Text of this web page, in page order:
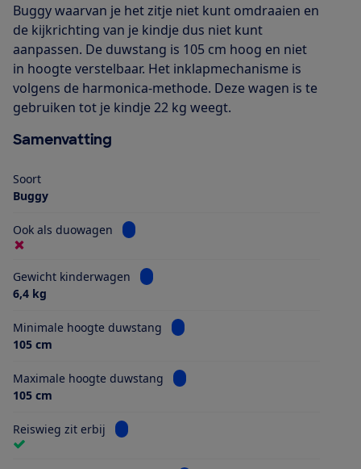
Buggy waarvan je het zitje niet kunt omdraaien en
de kijkrichting van je kindje dus niet kunt
aanpassen. De duwstang is 105 cm hoog en niet
in hoogte verstelbaar. Het inklapmechanisme is
volgens de harmonica-methode. Deze wagen is te
gebruiken tot je kindje 22 kg weegt.
Samenvatting
Soort
Buggy
Ook als duowagen Bekijk informatie voor Ook als duowagen
Gewicht kinderwagen
Bekijk informatie voor Gewicht
6,4 kg
Minimale hoogte duwstang
Bekijk informatie voor Minimale
105 cm
Maximale hoogte duwstang
Bekijk informatie voor Maximale
105 cm
Reiswieg zit erbij Bekijk informatie voor Reiswieg zit erbij